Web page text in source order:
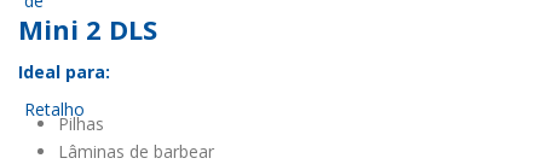
Mini 2 DLS
Ideal para:
Pilhas
Lâminas de barbear